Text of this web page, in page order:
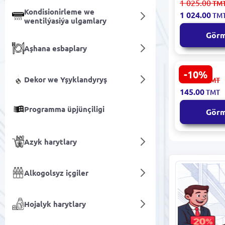
Kondisionirleme we
wentilýasiýa ulgamlary
Aşhana esbaplary
Dekor we Yşyklandyryş
Programma üpjünçiligi
Azyk harytlary
Alkogolsyz içgiler
Hojalyk harytlary
Esasy
Ýokary
1 025.00
1 024.00
-10%
MEAT &
18246 |
7P0129620A
162.00TMT
145.00TMT